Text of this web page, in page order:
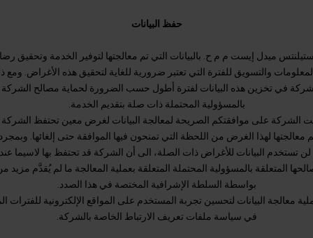
حفظ البيانات
ميدل إيست م م ح. بالبيانات التي تم معالجتها لتوفير الخدمة وتحقيق رضا
والتسويق للفترة التي تعتبر ضرورية للغاية لتحقيق هذه الأغراض. ومع
في تخزين هذه البيانات لفترة أطول حسب الضرورة لحماية مصالح الشركة
بالمسؤولية المحتملة ذات صلة بتقديم الخدمة.
الشركة على موافقتكم الصريحة لمعالجة البيانات لغرض معين تحتفظ الشركة
معالجتها لهذا الغرض من اللحظة التي تمنحون فيها الموافقة حتى إلغائها. وبمجرد
لن تستخدم البيانات للأغراض ذات الصلة، الى أن الشركة قد تحتفظ بها لاسيما
المتعلقة بالمسؤولية المحتملة المتعلقة بعملية المعالجة ما لم يُقدَّم مزيد
بواسطة السلطة الإشرافية المختصة في هذا الصدد.
معالجة البيانات لتحسين تجربة المستخدم على المواقع الإلكترونية للفترات
في سياسة ملفات تعريف الارتباط الخاصة بالشركة.